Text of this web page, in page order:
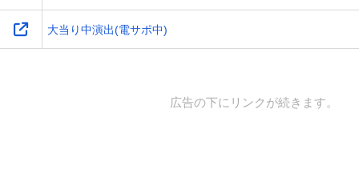
大当り中演出(電サポ中)
広告の下にリンクが続きます。